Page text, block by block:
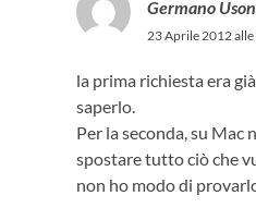
Germano
23 Aprile 2012
la prima richiesta era
saperlo.
Per la seconda, su Mac
spostare tutto ciò che
non ho modo di